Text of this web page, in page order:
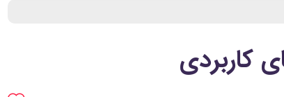
کاربردی